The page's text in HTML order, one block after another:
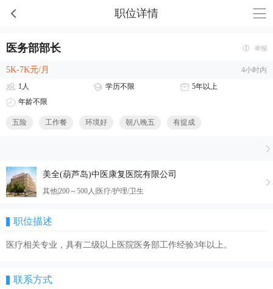
职位详情
医务部部长 举报
5K-7K元/月
4小时内
1人
学历不限
5年以上
年龄不限
五险 工作餐 环境好 朝八晚五 有提成
美全(葫芦岛)中医康复医院有限公司
其他|200～500人|医疗/护理/卫生
职位描述
医疗相关专业，具有二级以上医院医务部工作经验3年以上。
联系方式